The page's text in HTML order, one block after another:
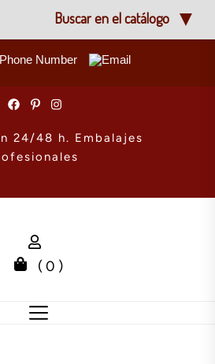
24/48 h. Embalajes
( 0 )
Buscar en el catálogo